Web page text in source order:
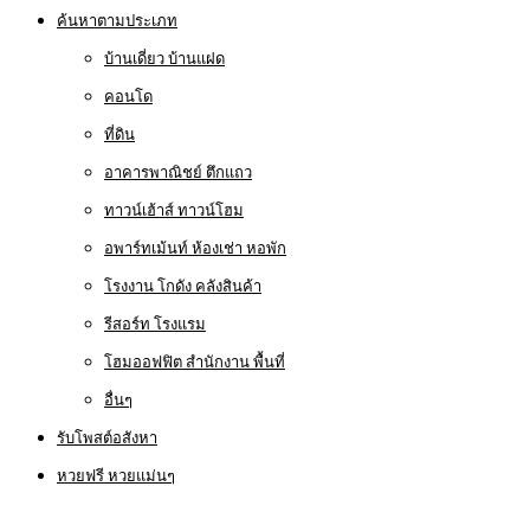
ค้นหาตามประเภท
บ้านเดี่ยว บ้านแฝด
คอนโด
ที่ดิน
อาคารพาณิชย์ ตึกแถว
ทาวน์เฮ้าส์ ทาวน์โฮม
อพาร์ทเม้นท์ ห้องเช่า หอพัก
โรงงาน โกดัง คลังสินค้า
รีสอร์ท โรงแรม
โฮมออฟฟิต สำนักงาน พื้นที่
อื่นๆ
รับโพสต์อสังหา
หวยฟรี หวยแม่นๆ